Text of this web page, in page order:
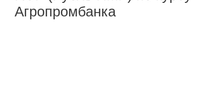
Агропромбанка